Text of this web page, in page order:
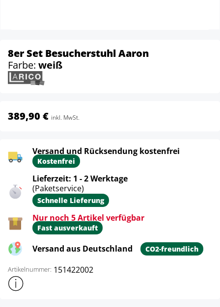
8er Set Besucherstuhl Aaron
Farbe: weiß
389,90 € inkl. MwSt.
Versand und Rücksendung kostenfrei
Kostenfrei
Lieferzeit: 1 - 2 Werktage
(Paketservice)
Schnelle Lieferung
Nur noch 5 Artikel verfügbar
Fast ausverkauft
Versand aus Deutschland CO2-freundlich
Artikelnummer: 151422002
Weitere Produktinformationen anzeigen